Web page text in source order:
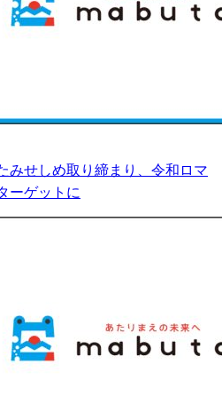
みせしめ取り締まり、令和ロマ
ーゲットに